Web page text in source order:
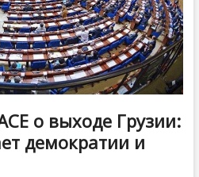
о выходе Грузии:
демократии и